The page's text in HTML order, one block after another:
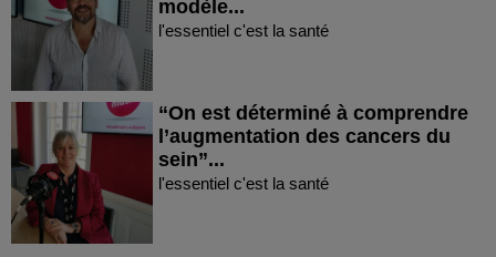
modèle...
l'essentiel c'est la santé
“On est déterminé à comprendre
l’augmentation des cancers du
sein”...
l'essentiel c'est la santé